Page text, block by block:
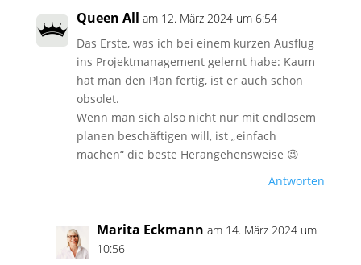
Queen All am 12. März 2024 um 6:54
Das Erste, was ich bei einem kurzen Ausflug
ins Projektmanagement gelernt habe: Kaum
hat man den Plan fertig, ist er auch schon
obsolet.
Wenn man sich also nicht nur mit endlosem
planen beschäftigen will, ist „einfach
machen“ die beste Herangehensweise 😉
Antworten
Marita Eckmann am 14. März 2024 um
10:56